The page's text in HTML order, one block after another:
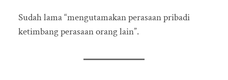
Sudah lama “mengutamakan perasaan pribadi
ketimbang perasaan orang lain”.